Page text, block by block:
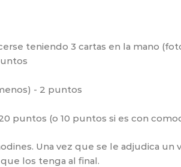
teniendo 3 cartas en la mano
- 2 puntos
puntos (o 10 puntos si es con
Una vez que se le adjudica un
los tenga al final.